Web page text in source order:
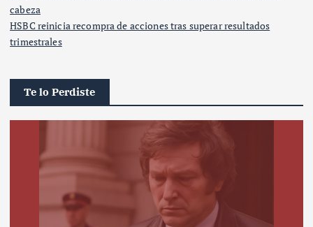
cabeza
HSBC reinicia recompra de acciones tras superar resultados
trimestrales
Te lo Perdiste